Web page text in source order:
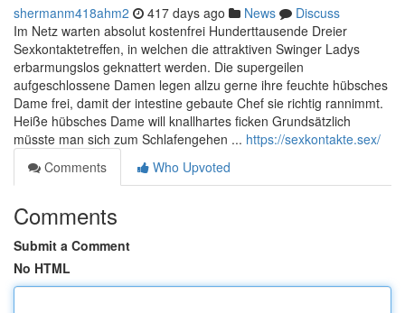
shermanm418ahm2 417 days ago News
Discuss
Im Netz warten absolut kostenfrei Hunderttausende Dreier
Sexkontaktetreffen, in welchen die attraktiven Swinger Ladys
erbarmungslos geknattert werden. Die supergeilen
aufgeschlossene Damen legen allzu gerne ihre feuchte hübsches
Dame frei, damit der intestine gebaute Chef sie richtig rannimmt.
Heiße hübsches Dame will knallhartes ficken Grundsätzlich
müsste man sich zum Schlafengehen ... https://sexkontakte.sex/
Comments
Who Upvoted
Comments
Submit a Comment
No HTML